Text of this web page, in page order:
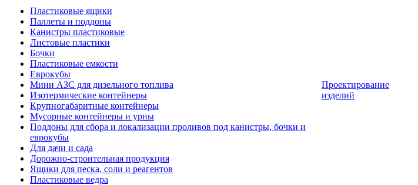
Пластиковые ящики
Паллеты и поддоны
Канистры пластиковые
Листовые пластики
Бочки
Пластиковые емкости
Еврокубы
Мини АЗС для дизельного топлива
Изотермические контейнеры
Крупногабаритные контейнеры
Мусорные контейнеры и урны
Поддоны для сбора и локализации проливов под канистры, бочки и
еврокубы
Для дачи и сада
Дорожно-строительная продукция
Ящики для песка, соли и реагентов
Пластиковые ведра
Проектирование
изделий